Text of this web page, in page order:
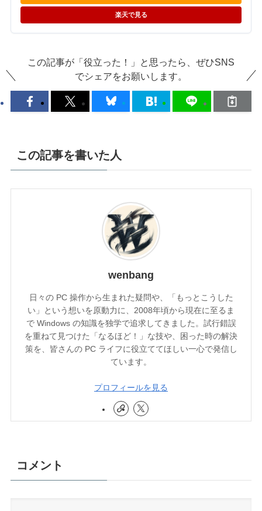
楽天で見る
この記事が「役立った！」と思ったら、ぜひSNS
でシェアをお願いします。
この記事を書いた人
wenbang
日々の PC 操作から生まれた疑問や、「もっとこうした
い」という想いを原動力に、2008年頃から現在に至るま
で Windows の知識を独学で追求してきました。試行錯誤
を重ねて見つけた「なるほど！」な技や、困った時の解決
策を、皆さんの PC ライフに役立ててほしい一心で発信し
ています。
プロフィールを見る
コメント